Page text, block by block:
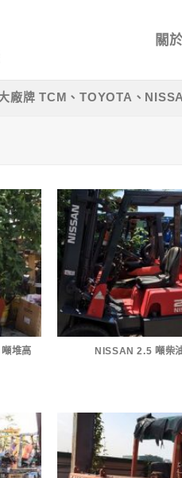
關
廠牌 TCM、TOYOTA、
堆高
NISSAN 2.5 噸柴